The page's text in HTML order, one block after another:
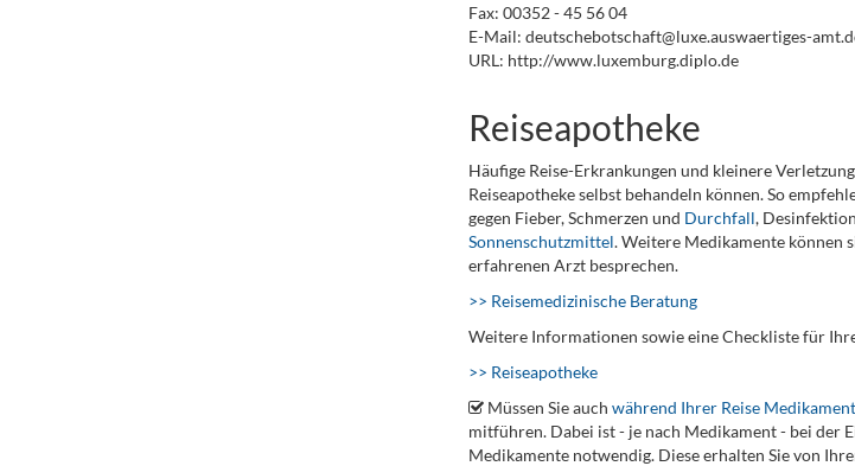
Fax: 00352 - 45 56 04
E-Mail: deutschebotschaft@luxe.auswaertiges-
URL: http://www.luxemburg.diplo.de
Reiseapotheke
Häufige Reise-Erkrankungen und kleinere
Reiseapotheke selbst behandeln können. So
gegen Fieber, Schmerzen und Durchfall,
Sonnenschutzmittel. Weitere Medikamente können
erfahrenen Arzt besprechen.
>> Reisemedizinische Beratung
Weitere Informationen sowie eine Checkliste für
>> Reiseapotheke
Müssen Sie auch während Ihrer Reise
mitführen. Dabei ist - je nach Medikament - bei der
Medikamente notwendig. Diese erhalten Sie von